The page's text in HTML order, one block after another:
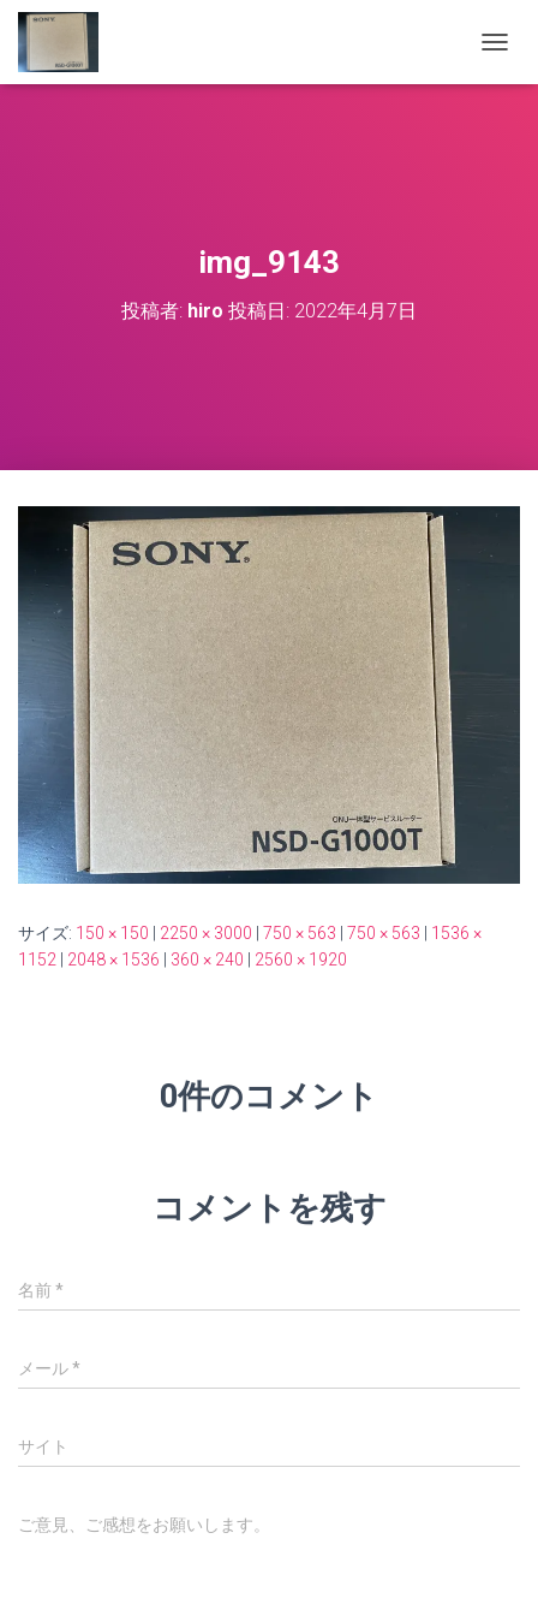
ビ
img_9143
投稿者: hiro 投稿日: 2022年4月7日
サイズ: 150 × 150 | 2250 × 3000 | 750 × 563 | 750 × 563 | 1536 ×
1152 | 2048 × 1536 | 360 × 240 | 2560 × 1920
0件のコメント
コメントを残す
名前*
メール*
サイト
ご意見、ご感想をお願いします。